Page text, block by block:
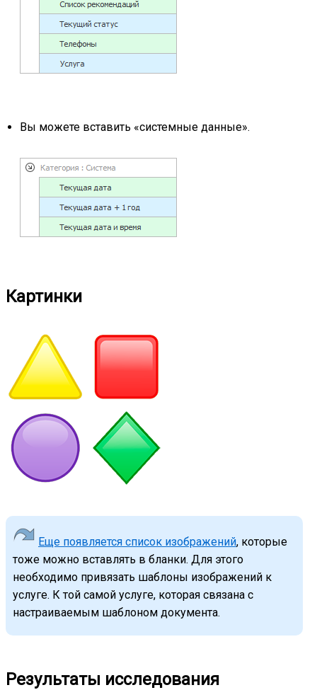
Вы можете вставить «системные данные».
Картинки
Еще появляется список изображений, которые
тоже можно вставлять в бланки. Для этого
необходимо привязать шаблоны изображений к
услуге. К той самой услуге, которая связана с
настраиваемым шаблоном документа.
Результаты исследования